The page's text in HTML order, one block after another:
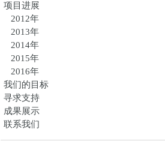
项目进展
2012年
2013年
2014年
2015年
2016年
我们的目标
寻求支持
成果展示
联系我们